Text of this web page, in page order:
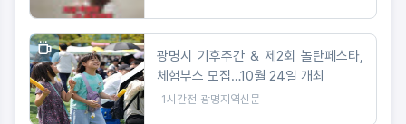
광명시 기후주간 & 제2회 놀탄페스타,
체험부스 모집…10월 24일 개최
1시간전 광명지역신문